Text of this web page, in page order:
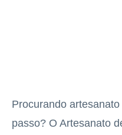
Procurando
passo? O Artesanato